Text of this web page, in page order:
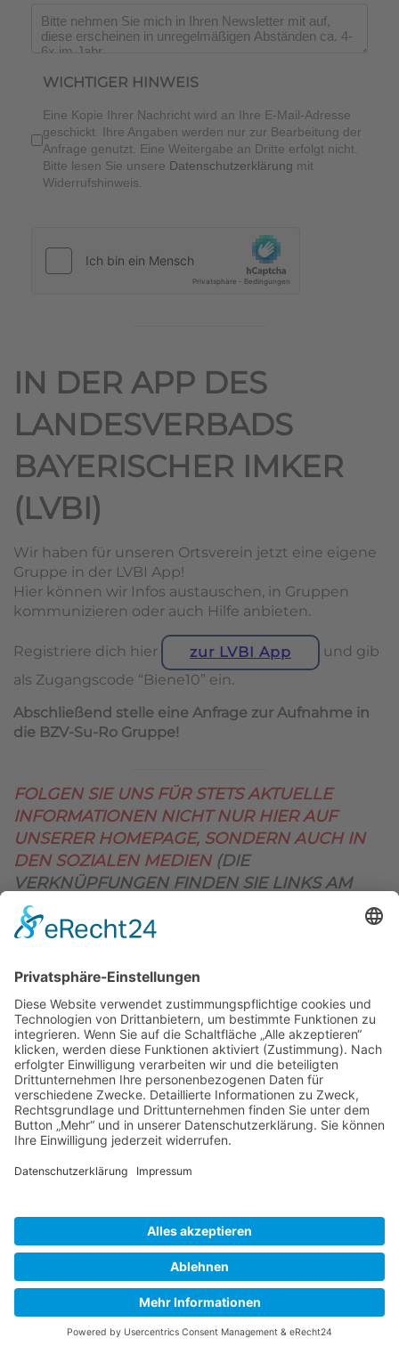
Wichtiger Hinweis*
WICHTIGER HINWEIS
Eine Kopie Ihrer Nachricht wird an Ihre E-Mail-Adresse
geschickt. Ihre Angaben werden nur zur Bearbeitung der
Anfrage genutzt. Eine Weitergabe an Dritte erfolgt nicht.
Bitte lesen Sie unsere Datenschutzerklärung mit
Widerrufshinweis.
IN DER APP DES
LANDESVERBADS
BAYERISCHER IMKER
(LVBI)
Wir haben für unseren Ortsverein jetzt eine eigene
Gruppe in der LVBI App!
Hier können wir Infos austauschen, in Gruppen
kommunizieren oder auch Hilfe anbieten.
Registriere dich hier zur LVBI App
und gib
als Zugangscode “Biene10” ein.
Abschließend stelle eine Anfrage zur Aufnahme in
die BZV-Su-Ro Gruppe!
FOLGEN SIE UNS FÜR STETS AKTUELLE
INFORMATIONEN NICHT NUR HIER AUF
UNSERER HOMEPAGE, SONDERN AUCH IN
DEN SOZIALEN MEDIEN (DIE
VERKNÜPFUNGEN FINDEN SIE LINKS AM
OBEREN SEITENRAND)
BIENENZUCHTVEREIN SULZBACH-ROSENBERG
1871 E.V.
1. Vorsitzender
Matthias Bohmann
Siebeneichen 13
92237 Sulzbach-Rosenberg
E-Mail: vorstand@bienenzuchtverein-sulzbach-
Copyright © Bienenzuchtverein
Sulzbach-Rosenberg 1871 e.V.
Kontakt|Impressum|Datenschutzerklärung|
Cookie-Einstellungen